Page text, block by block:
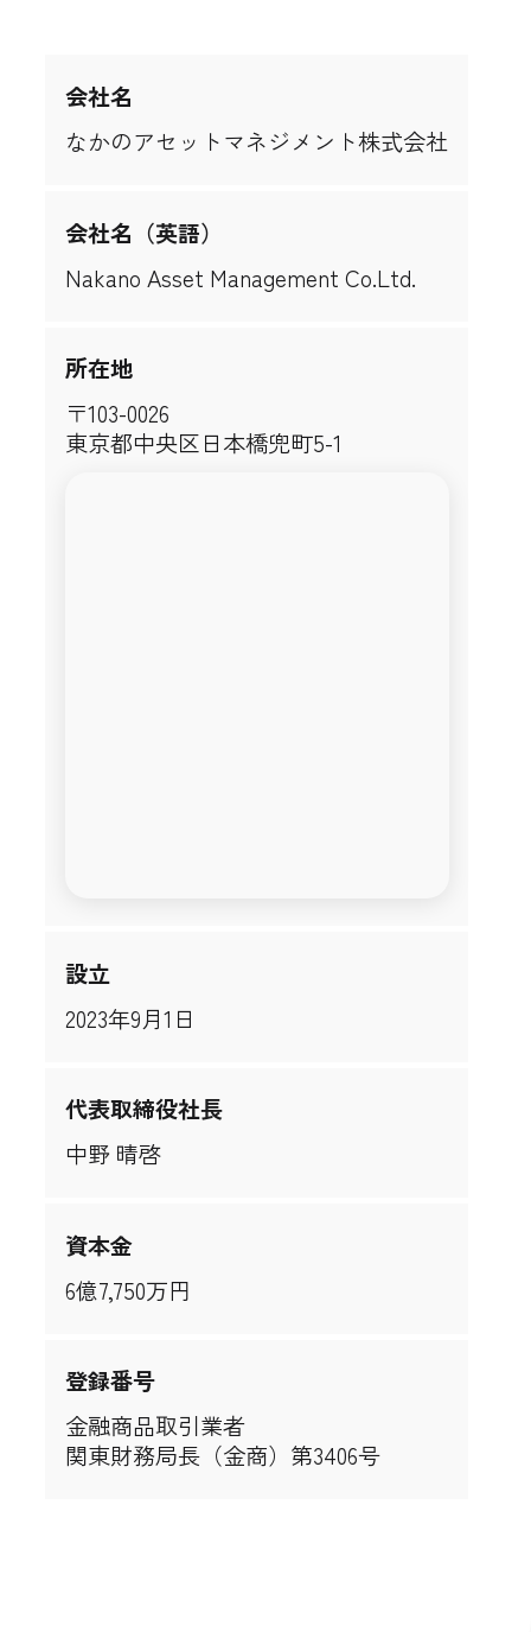
会社名
なかのアセットマネジメント株式会社
会社名（英語）
Nakano Asset Management Co.Ltd.
所在地
〒103-0026
東京都中央区日本橋兜町5-1
設立
2023年9月1日
代表取締役社長
中野 晴啓
資本金
6億7,750万円
登録番号
金融商品取引業者
関東財務局長（金商）第3406号